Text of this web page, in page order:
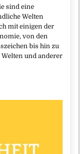
sind eine
Welten
mit einigen der
von den
bis hin zu
und anderer